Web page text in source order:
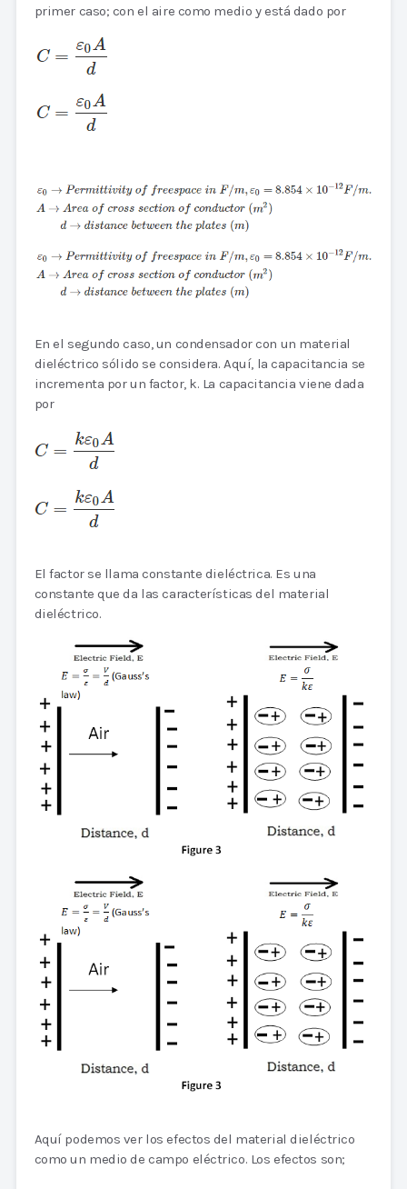
primer caso; con el aire como medio y está dado por
En el segundo caso, un condensador con un material
dieléctrico sólido se considera. Aquí, la capacitancia se
incrementa por un factor, k. La capacitancia viene dada
por
El factor se llama constante dieléctrica. Es una
constante que da las características del material
dieléctrico.
Aquí podemos ver los efectos del material dieléctrico
como un medio de campo eléctrico. Los efectos son;